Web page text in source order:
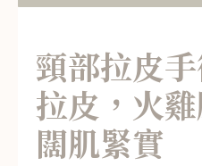
頸部拉皮
拉皮，火
闊肌緊實